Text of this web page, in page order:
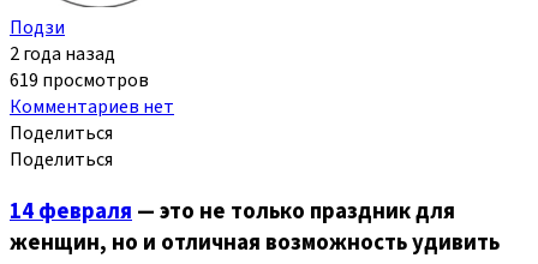
Подзи
2 года назад
619 просмотров
Комментариев нет
Поделиться
Поделиться
14 февраля — это не только праздник для
женщин, но и отличная возможность удивить